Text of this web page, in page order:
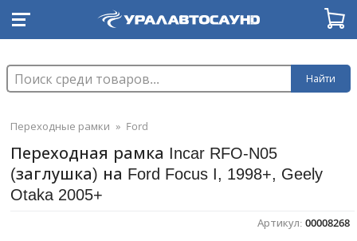
Найти
Переходные рамки » Ford
Переходная рамка Incar RFO-N05
(заглушка) на Ford Focus I, 1998+, Geely
Otaka 2005+
Артикул: 00008268